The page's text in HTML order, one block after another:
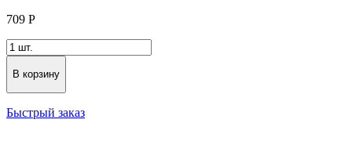
709 Р
В корзину
Быстрый заказ